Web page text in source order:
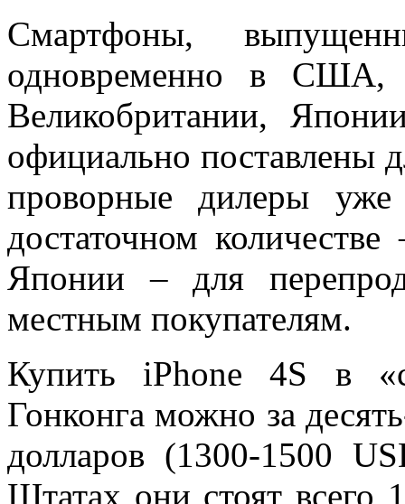
Смартфоны,
одновременно в США,
Великобритании,
официально поставлены
проворные дилеры
достаточном
Японии – для
местным покупателям.
Купить iPhone 4S в
Гонконга можно за
долларов (1300-1500
Штатах они стоят всего